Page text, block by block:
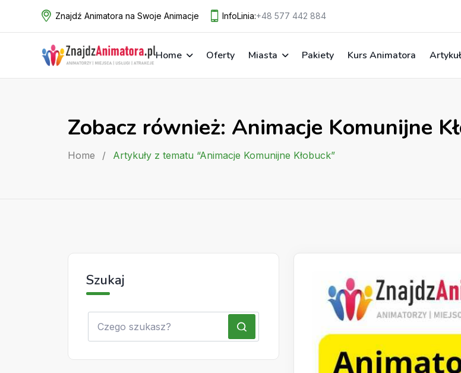
Znajdź Animatora na Swoje Animacje InfoLinia:+48 577 442 884
Home Oferty Miasta Pakiety Kurs Animatora
Zobacz również: Animacje Komunijne
Home / Artykuły z tematu “Animacje Komunijne Kłobuck”
Szukaj